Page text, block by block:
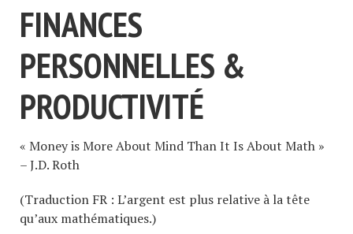
FINANCES
PERSONNELLES &
PRODUCTIVITÉ
« Money is More About Mind Than It Is About Math »
– J.D. Roth
(Traduction FR : L’argent est plus relative à la tête
qu’aux mathématiques.)